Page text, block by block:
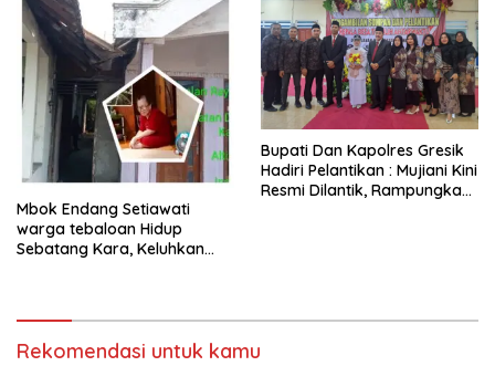
Mbok Endang Setiawati
warga tebaloan Hidup
Sebatang Kara, Keluhkan
​Bupati Dan Kapolres Gresik
Hadiri Pelantikan : Mujiani Kini
Resmi Dilantik, Rampungkan
Rekomendasi untuk kamu